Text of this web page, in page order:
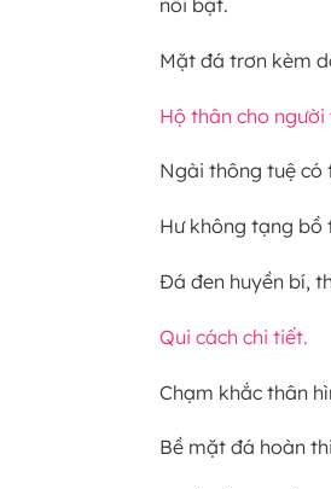
nổi bật.
Mặt đá trơn kèm
Hộ thân cho
Ngài thông tuệ có
Hư không tạng bồ
Đá đen huyền bí,
Qui cách chi tiết.
Chạm khắc thân
Bề mặt đá hoàn